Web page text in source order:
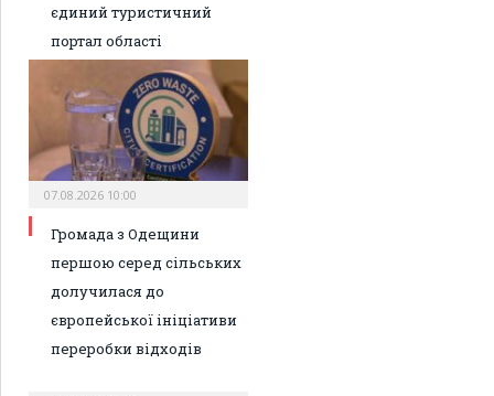
єдиний туристичний
портал області
07.08.2026 10:00
Громада з Одещини
першою серед сільських
долучилася до
європейської ініціативи
переробки відходів